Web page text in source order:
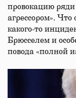
провокацию
агрессором». Что
какого-то
Брюсселем и
повода «полной